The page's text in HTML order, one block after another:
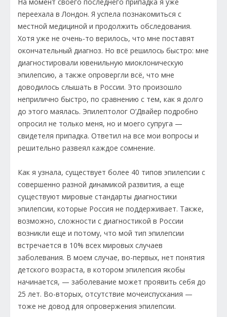
переехала в Лондон. Я успела познакомиться с
местной медициной и продолжить обследования.
Хотя уже не очень-то верилось, что мне поставят
окончательный диагноз. Но всё решилось быстро: мне
диагностировали ювенильную миоклоническую
эпилепсию, а также опровергли всё, что мне
доводилось слышать в России. Это произошло
неприлично быстро, по сравнению с тем, как я долго
до этого маялась. Эпилептолог О’Двайер подробно
опросил не только меня, но и моего супруга —
свидетеля припадка. Ответил на все мои вопросы и
решительно развеял каждое сомнение.
Как я узнала, существует более 40 типов эпилепсии с
совершенно разной динамикой развития, а еще
существуют мировые стандарты диагностики
эпилепсии, которые Россия не поддерживает. Также,
возможно, сложности с диагностикой в России
возникли еще и потому, что мой тип эпилепсии
встречается в 10% всех мировых случаев
заболевания. В моем случае, во-первых, нет понятия
детского возраста, в котором эпилепсия якобы
начинается, — заболевание может проявить себя до
25 лет. Во-вторых, отсутствие мочеиспускания —
тоже не довод для опровержения эпилепсии.